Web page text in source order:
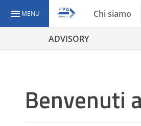
MENU Chi siamo
ADVISORY
Benvenuti